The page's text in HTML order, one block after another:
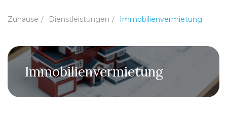
Zuhause Dienstleistungen Immobilienvermietung
Immobilienvermietung